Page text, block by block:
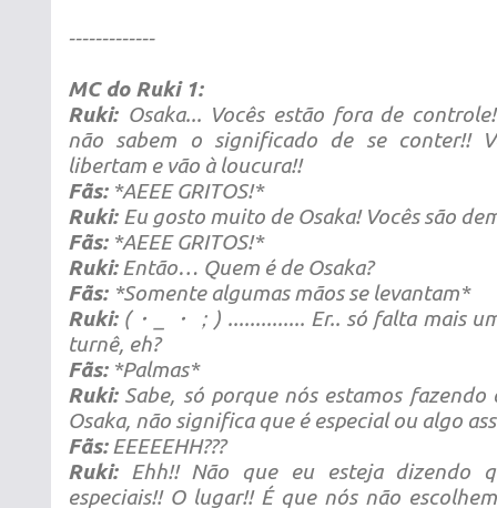
-------------
MC do Ruki 1:
Ruki: Osaka... Vocês estão fora de
não sabem o significado de se conter!!
libertam e vão à loucura!!
Fãs:*AEEE GRITOS!*
Ruki: Eu gosto muito de Osaka! Vocês são
Fãs:*AEEE GRITOS!*
Ruki:Então… Quem é de Osaka?
Fãs: *Somente algumas mãos se levantam*
Ruki:(・_ ・；) .............. Er.. só falta mais
turnê, eh?
Fãs:*Palmas*
Ruki:Sabe, só porque nós estamos
Osaka, não significa que é especial ou algo
Fãs:EEEEEHH???
Ruki:Ehh!! Não que eu esteja dizendo
especiais!! O lugar!! É que nós não